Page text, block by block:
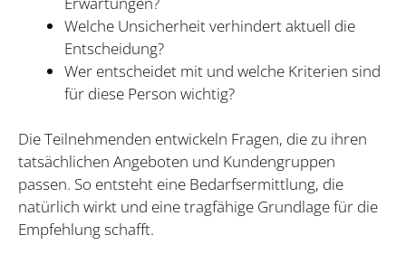
Welche Unsicherheit verhindert aktuell die
Entscheidung?
Wer entscheidet mit und welche Kriterien sind
für diese Person wichtig?
Die Teilnehmenden entwickeln Fragen, die zu ihren
tatsächlichen Angeboten und Kundengruppen
passen. So entsteht eine Bedarfsermittlung, die
natürlich wirkt und eine tragfähige Grundlage für die
Empfehlung schafft.